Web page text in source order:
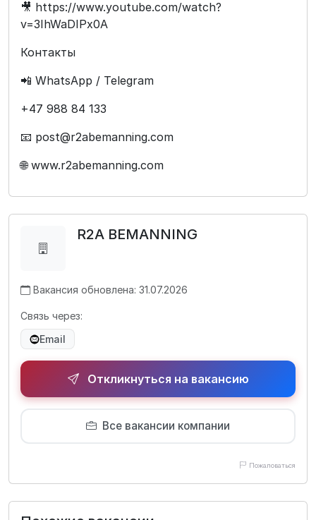
🎥 https://www.youtube.com/watch?
v=3IhWaDIPx0A
Контакты
📲 WhatsApp / Telegram
+47 988 84 133
📧 post@r2abemanning.com
🌐 www.r2abemanning.com
R2A BEMANNING
Вакансия обновлена: 31.07.2026
Связь через:
Email
Откликнуться на вакансию
Все вакансии компании
Пожаловаться